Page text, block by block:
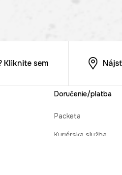
Kliknite sem
Doručenie/platba
Packeta
Kuriérska služba